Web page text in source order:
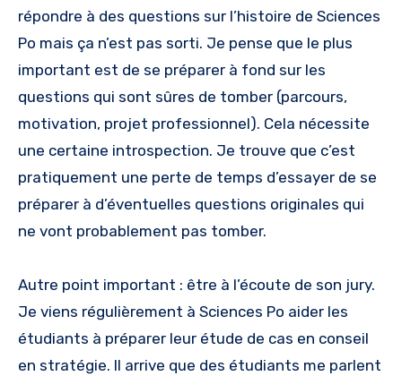
répondre à des questions sur l’histoire de Sciences
Po mais ça n’est pas sorti. Je pense que le plus
important est de se préparer à fond sur les
questions qui sont sûres de tomber (parcours,
motivation, projet professionnel). Cela nécessite
une certaine introspection. Je trouve que c’est
pratiquement une perte de temps d’essayer de se
préparer à d’éventuelles questions originales qui
ne vont probablement pas tomber.
Autre point important : être à l’écoute de son jury.
Je viens régulièrement à Sciences Po aider les
étudiants à préparer leur étude de cas en conseil
en stratégie. Il arrive que des étudiants me parlent